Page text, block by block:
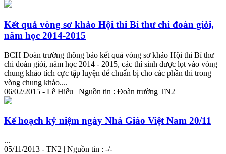
Kết quả vòng sơ khảo Hội thi Bí thư chi đoàn giỏi,
năm học 2014-2015
BCH Đoàn trường thông báo kết quả vòng sơ khảo Hội thi Bí thư
chi đoàn giỏi, năm học 2014 - 2015, các thí sinh được lọt vào vòng
chung khảo tích cực tập luyện để chuẩn bị cho các phần thi trong
vòng chung khảo....
06/02/2015 - Lê Hiếu | Nguồn tin : Đoàn trường TN2
Kế hoạch kỷ niệm ngày Nhà Giáo Việt Nam 20/11
...
05/11/2013 - TN2 | Nguồn tin : -/-